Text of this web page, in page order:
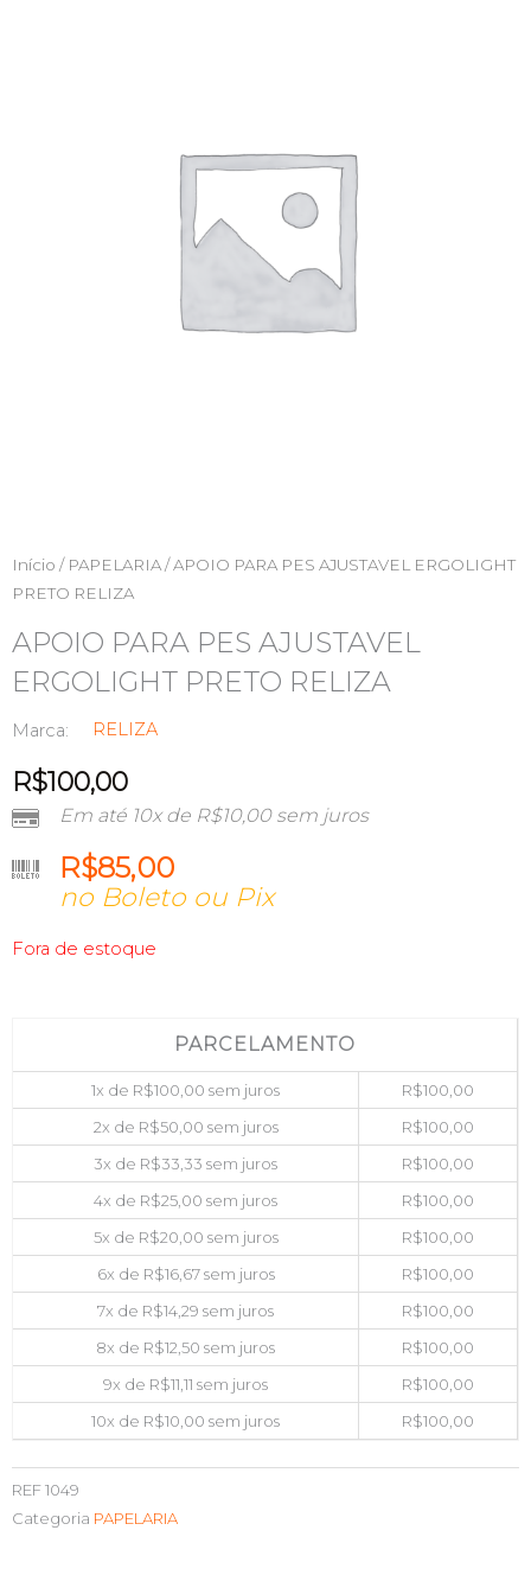
Início / PAPELARIA/ APOIO PARA PES AJUSTAVEL ERGOLIGHT
PRETO RELIZA
APOIO PARA PES AJUSTAVEL
ERGOLIGHT PRETO RELIZA
Marca: RELIZA
R$100,00
Em até 10x de R$10,00sem juros
R$85,00
no Boleto ou Pix
Fora de estoque
PARCELAMENTO
1x de R$100,00 sem juros R$100,00
2x de R$50,00 sem juros R$100,00
3x de R$33,33 sem juros R$100,00
4x de R$25,00 sem juros R$100,00
5x de R$20,00 sem juros R$100,00
6x de R$16,67sem juros R$100,00
7x de R$14,29 sem juros R$100,00
8x de R$12,50 sem juros R$100,00
9x de R$11,11 sem juros R$100,00
10x de R$10,00 sem juros R$100,00
REF1049
Categoria PAPELARIA